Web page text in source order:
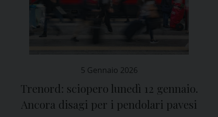
5 Gennaio 2026
Trenord: sciopero lunedì 12 gennaio.
Ancora disagi per i pendolari pavesi